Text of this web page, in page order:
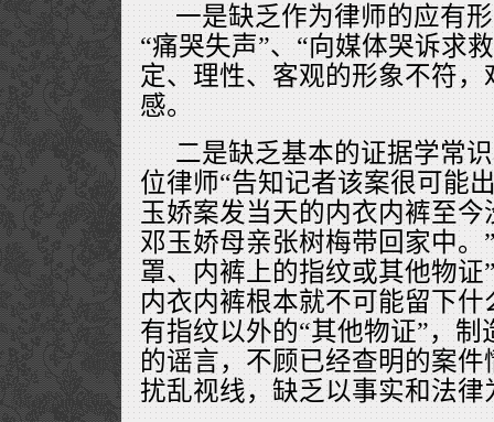
一是缺乏作为律师的应有
“痛哭失声”、“向媒体哭诉求
定、理性、客观的形象不符
感。
二是缺乏基本的证据学常
位律师“告知记者该案很可能
玉娇案发当天的内衣内裤至
邓玉娇母亲张树梅带回家中。
罩、内裤上的指纹或其他物证
内衣内裤根本就不可能留下什
有指纹以外的“其他物证”，
的谣言，不顾已经查明的案
扰乱视线，缺乏以事实和法律